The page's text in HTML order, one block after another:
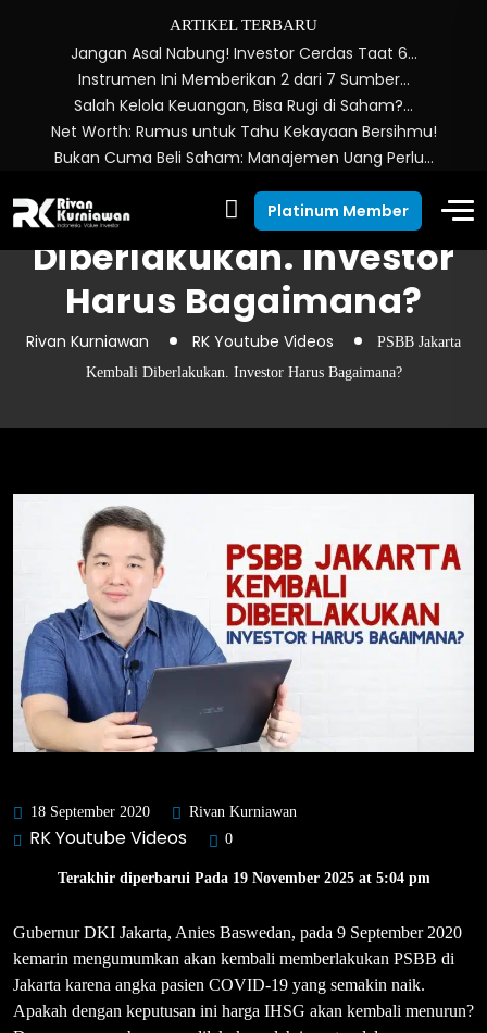
ARTIKEL TERBARU
Jangan Asal Nabung! Investor Cerdas Taat 6…
Instrumen Ini Memberikan 2 dari 7 Sumber…
Salah Kelola Keuangan, Bisa Rugi di Saham?…
Net Worth: Rumus untuk Tahu Kekayaan Bersihmu!
Bukan Cuma Beli Saham: Manajemen Uang Perlu…
Platinum Member
PSBB Jakarta Kembali
Diberlakukan. Investor
Harus Bagaimana?
Rivan Kurniawan RK Youtube Videos
PSBB Jakarta
Kembali Diberlakukan. Investor Harus Bagaimana?
18 September 2020 Rivan Kurniawan
RK Youtube Videos 0
Terakhir diperbarui Pada 19 November 2025 at 5:04 pm
Gubernur DKI Jakarta, Anies Baswedan, pada 9 September 2020
kemarin mengumumkan akan kembali memberlakukan PSBB di
Jakarta karena angka pasien COVID-19 yang semakin naik.
Apakah dengan keputusan ini harga IHSG akan kembali menurun?